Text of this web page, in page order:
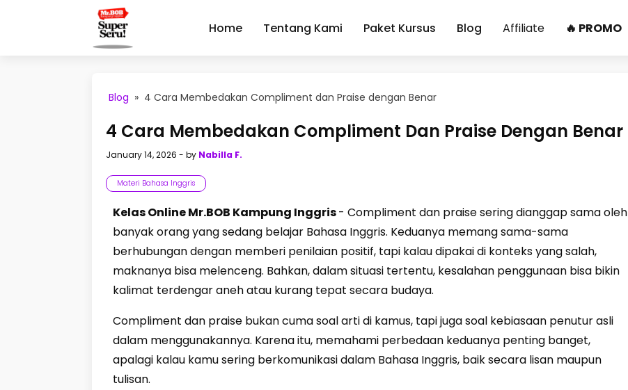
Home Tentang Kami Paket Kursus Blog Affiliate 🔥 PROMO
Blog » 4 Cara Membedakan Compliment dan Praise dengan Benar
4 Cara Membedakan Compliment Dan Praise Dengan Benar
January 14, 2026 - by Nabilla F.
Materi Bahasa Inggris
Kelas Online Mr.BOB Kampung Inggris- Compliment dan praise sering dianggap sama oleh
banyak orang yang sedang belajar Bahasa Inggris. Keduanya memang sama-sama
berhubungan dengan memberi penilaian positif, tapi kalau dipakai di konteks yang salah,
maknanya bisa melenceng. Bahkan, dalam situasi tertentu, kesalahan penggunaan bisa bikin
kalimat terdengar aneh atau kurang tepat secara budaya.
Compliment dan praise bukan cuma soal arti di kamus, tapi juga soal kebiasaan penutur asli
dalam menggunakannya. Karena itu, memahami perbedaan keduanya penting banget,
apalagi kalau kamu sering berkomunikasi dalam Bahasa Inggris, baik secara lisan maupun
tulisan.